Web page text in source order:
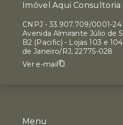
Menu
Imóvel Aqui Consultoria
CNPJ - 33.907.709/0001-24
Avenida Almirante Júlio de
B2 (Pacific) - Lojas 103 e
de Janeiro/RJ, 22775-028
Ver e-mail